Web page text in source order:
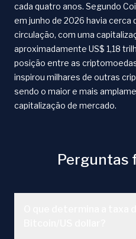
cada quatro anos. Segundo
em junho de 2026 havia cerca
circulação, com uma
aproximadamente US$ 1,18
posição entre as
inspirou milhares de outras
sendo o maior e mais
capitalização de mercado.
Perguntas